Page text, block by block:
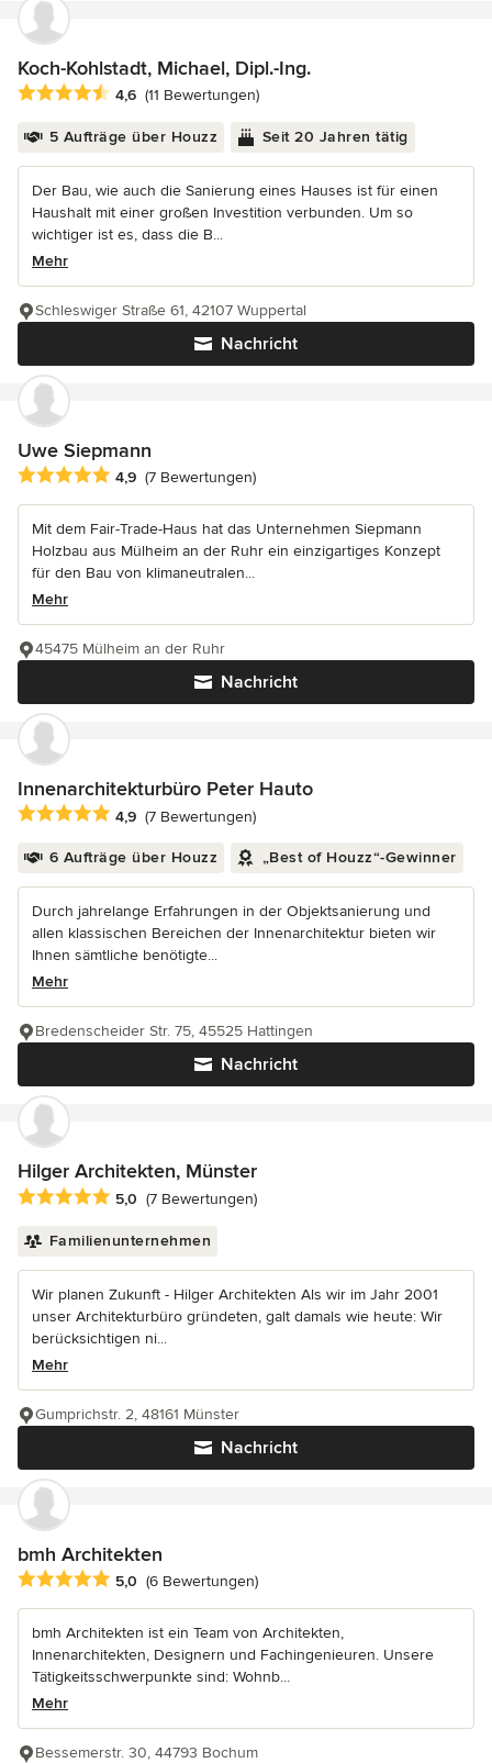
Koch-Kohlstadt, Michael, Dipl.-Ing.
Durchschnittliche Bewertung: 4.6 von 5 Sternen
4,6 (11 Bewertungen)
5 Aufträge über Houzz Seit 20 Jahren tätig
Der Bau, wie auch die Sanierung eines Hauses ist für einen
Haushalt mit einer großen Investition verbunden. Um so
wichtiger ist es, dass die B...
Mehr
Nachricht
Schleswiger Straße 61, 42107 Wuppertal
Uwe Siepmann
Durchschnittliche Bewertung: 4.9 von 5 Sternen
4,9 (7 Bewertungen)
Mit dem Fair-Trade-Haus hat das Unternehmen Siepmann
Holzbau aus Mülheim an der Ruhr ein einzigartiges Konzept
für den Bau von klimaneutralen...
Mehr
Nachricht
45475 Mülheim an der Ruhr
Innenarchitekturbüro Peter Hauto
Durchschnittliche Bewertung: 4.9 von 5 Sternen
4,9 (7 Bewertungen)
6 Aufträge über Houzz „Best of Houzz“-Gewinner
Durch jahrelange Erfahrungen in der Objektsanierung und
allen klassischen Bereichen der Innenarchitektur bieten wir
Ihnen sämtliche benötigte...
Mehr
Nachricht
Bredenscheider Str. 75, 45525 Hattingen
Hilger Architekten, Münster
Durchschnittliche Bewertung: 5 von 5 Sternen
5,0 (7 Bewertungen)
Familienunternehmen
Wir planen Zukunft - Hilger Architekten Als wir im Jahr 2001
unser Architekturbüro gründeten, galt damals wie heute: Wir
berücksichtigen ni...
Mehr
Nachricht
Gumprichstr. 2, 48161 Münster
bmh Architekten
Durchschnittliche Bewertung: 5 von 5 Sternen
5,0 (6 Bewertungen)
bmh Architekten ist ein Team von Architekten,
Innenarchitekten, Designern und Fachingenieuren. Unsere
Tätigkeitsschwerpunkte sind: Wohnb...
Mehr
Bessemerstr. 30, 44793 Bochum